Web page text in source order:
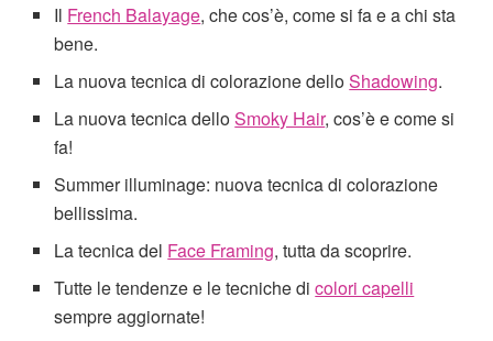
Il French Balayage, che cos’è, come si fa e a chi sta
bene.
La nuova tecnica di colorazione delloShadowing.
La nuova tecnica delloSmoky Hair, cos’è e come si
fa!
Summer illuminage: nuova tecnica di colorazione
bellissima.
La tecnica del Face Framing, tutta da scoprire.
Tutte le tendenze e le tecniche dicolori capelli
sempre aggiornate!